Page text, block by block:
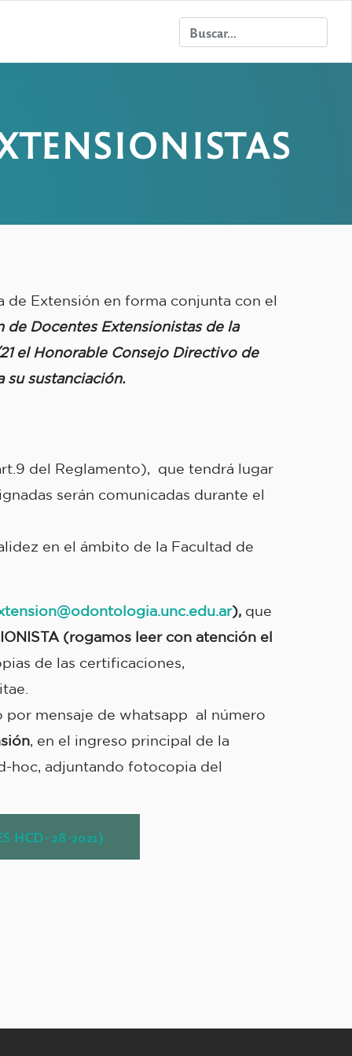
Extensión en forma conjunta con el
Docentes Extensionistas de la
el Honorable Consejo Directivo de
sustanciación.
del Reglamento), que tendrá lugar
serán comunicadas durante el
en el ámbito de la Facultad de
), que
(rogamos leer con atención el
de las certificaciones,
mensaje de whatsapp al número
, en el ingreso principal de la
hoc, adjuntando fotocopia del
HCD- 28-2021)